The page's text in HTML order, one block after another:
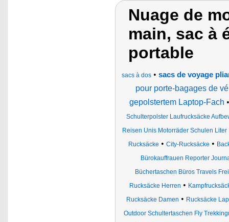
Nuage de
main, sac à
portable
sacs à dos• sacs de voyage
pour porte-bagages de
gepolstertem Laptop-Fach
Schulterpolster Laufrucksäcke
Reisen Unis Motorräder Schulen
Rucksäcke • City-Rucksäcke •
Bürokauffrauen Reporter
Büchertaschen Büros Travels
Rucksäcke Herren •
Rucksäcke Damen • Rucksäcke
Outdoor Schultertaschen Fly